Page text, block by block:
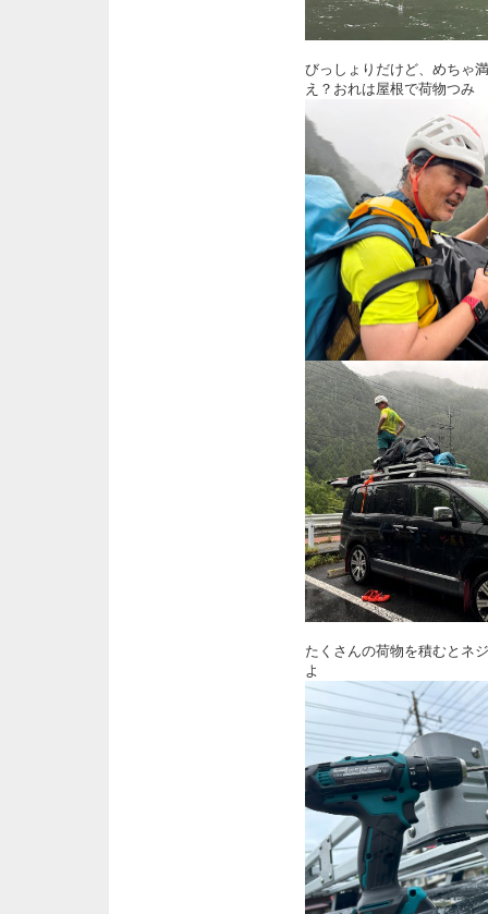
びっしょりだけど、めちゃ
え？おれは屋根で荷物つみ
たくさんの荷物を積むとネ
よ